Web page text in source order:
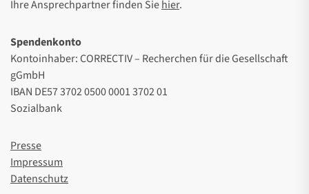
Ihre Ansprechpartner finden Siehier.
Spendenkonto
Kontoinhaber: CORRECTIV – Recherchen für die Gesellschaft
gGmbH
IBAN DE57 3702 0500 0001 3702 01
Sozialbank
Presse
Impressum
Datenschutz